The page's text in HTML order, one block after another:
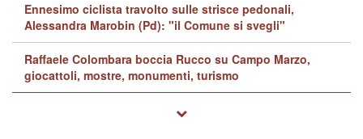
Ennesimo ciclista travolto sulle strisce pedonali,
Alessandra Marobin (Pd): "il Comune si svegli"
Raffaele Colombara boccia Rucco su Campo Marzo,
giocattoli, mostre, monumenti, turismo